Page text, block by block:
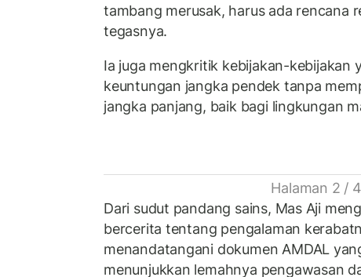
tambang merusak, harus ada rencana
tegasnya.
Ia juga mengkritik kebijakan-kebijakan
keuntungan jangka pendek tanpa
jangka panjang, baik bagi lingkungan
Halaman 2 / 4
Dari sudut pandang sains, Mas Aji
bercerita tentang pengalaman
menandatangani dokumen AMDAL
menunjukkan lemahnya pengawasan